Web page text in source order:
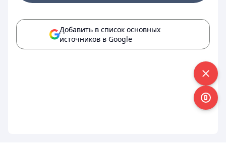
Добавить в список основных
источников в Google